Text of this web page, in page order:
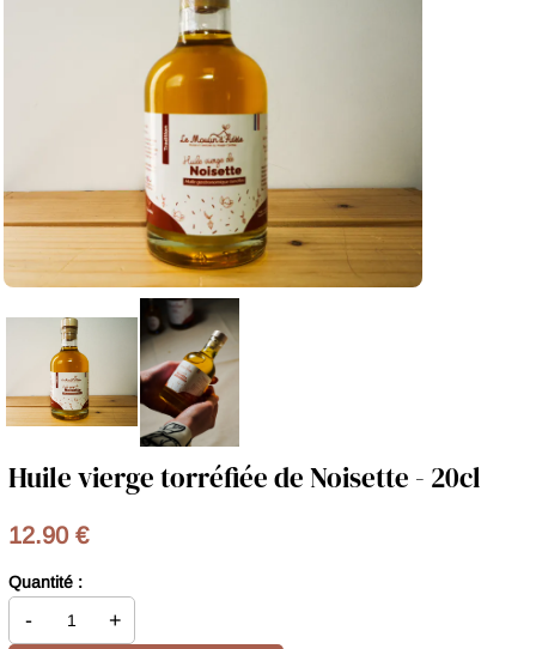
Huile vierge torréfiée de Noisette - 20cl
12.90 €
Quantité :
- +